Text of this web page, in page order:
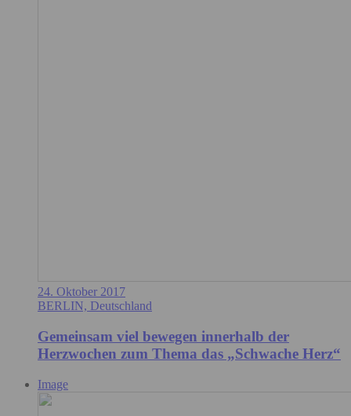
24. Oktober 2017
BERLIN, Deutschland
Gemeinsam viel bewegen innerhalb der
Herzwochen zum Thema das „Schwache Herz“
Image